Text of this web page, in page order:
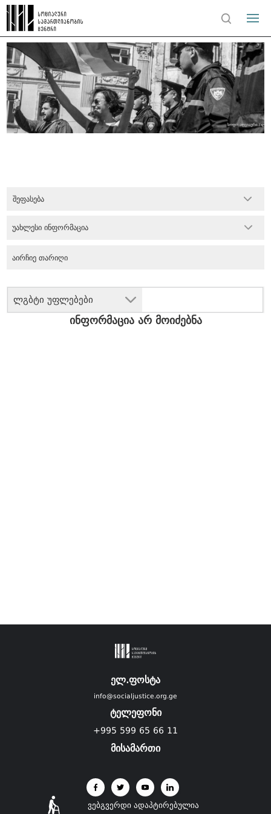
შეფასება
ლგბტი უფლებები
უახლესი ინფორმაცია
ინფორმაცია არ მოიძებნა
ელ.ფოსტა
info@socialjustice.org.ge
ტელეფონი
+995 599 65 66 11
მისამართი
ვებგვერდი ადაპტირებულია